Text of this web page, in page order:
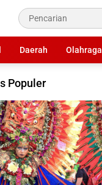
Daerah Olahraga
Populer